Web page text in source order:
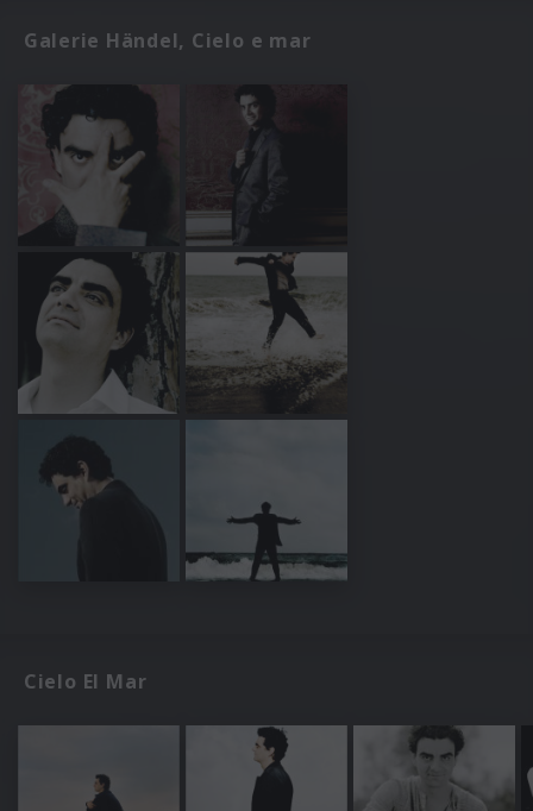
Galerie Händel, Cielo e mar
Cielo El Mar